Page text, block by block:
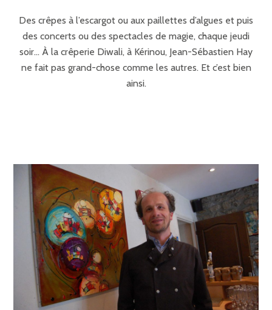
Des crêpes à l’escargot ou aux paillettes d’algues et puis
des concerts ou des spectacles de magie, chaque jeudi
soir… À la crêperie Diwali, à Kérinou, Jean-Sébastien Hay
ne fait pas grand-chose comme les autres. Et c’est bien
ainsi.